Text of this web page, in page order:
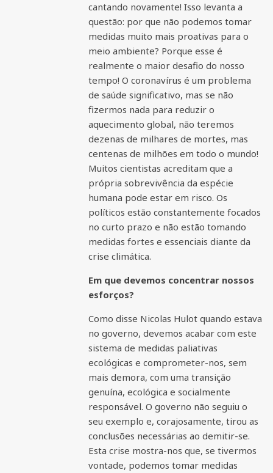
cantando novamente! Isso levanta a
questão: por que não podemos tomar
medidas muito mais proativas para o
meio ambiente? Porque esse é
realmente o maior desafio do nosso
tempo! O coronavírus é um problema
de saúde significativo, mas se não
fizermos nada para reduzir o
aquecimento global, não teremos
dezenas de milhares de mortes, mas
centenas de milhões em todo o mundo!
Muitos cientistas acreditam que a
própria sobrevivência da espécie
humana pode estar em risco. Os
políticos estão constantemente focados
no curto prazo e não estão tomando
medidas fortes e essenciais diante da
crise climática.
Em que devemos concentrar nossos
esforços?
Como disse Nicolas Hulot quando estava
no governo, devemos acabar com este
sistema de medidas paliativas
ecológicas e comprometer-nos, sem
mais demora, com uma transição
genuína, ecológica e socialmente
responsável. O governo não seguiu o
seu exemplo e, corajosamente, tirou as
conclusões necessárias ao demitir-se.
Esta crise mostra-nos que, se tivermos
vontade, podemos tomar medidas